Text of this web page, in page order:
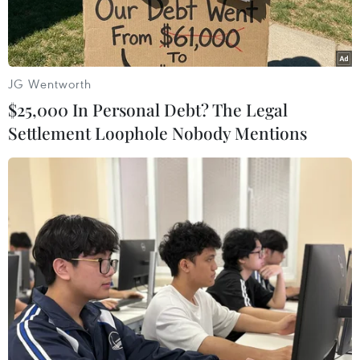
Microsoft, Alphabet thu lợi nhờ “cơn sốt” đám mây tích hợp AI.
Alphabet, công ty mẹ của Google, và “gã khổng
lồ” điện toán Microsoft hôm 24/10 đã báo cáo lợi
nhuận quý 3 năm 2023 tăng cao nhờ nhu cầu về
dịch vụ điện toán đám mây tích hợp công nghệ
trí tuệ nhân tạo (AI).
JG Wentworth
$25,000 In Personal Debt? The Legal
Settlement Loophole Nobody Mentions